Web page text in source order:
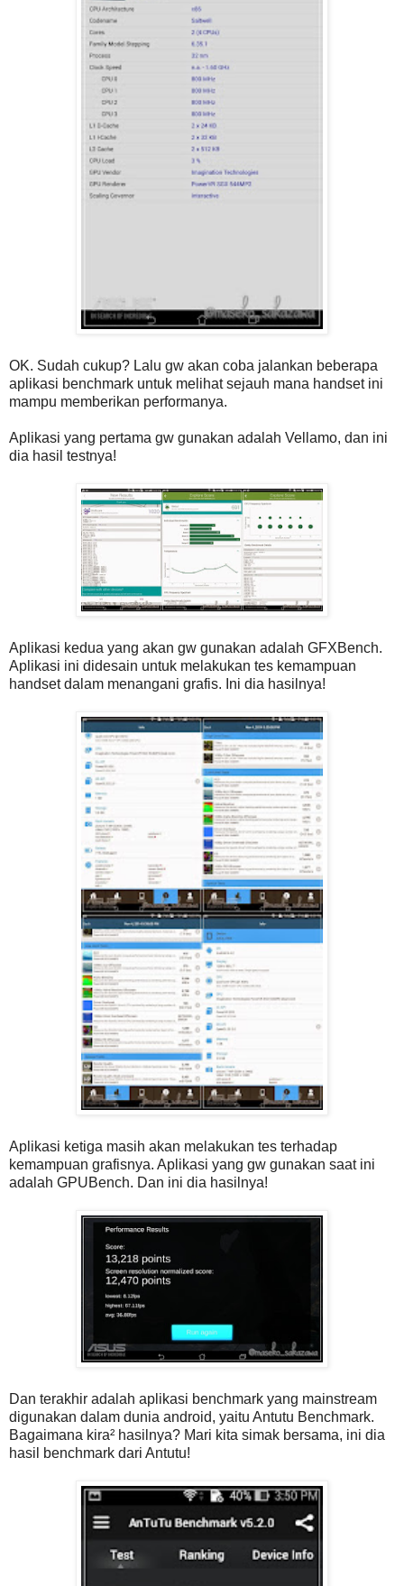
OK. Sudah cukup? Lalu gw akan coba jalankan beberapa
aplikasi benchmark untuk melihat sejauh mana handset ini
mampu memberikan performanya.
Aplikasi yang pertama gw gunakan adalah Vellamo, dan ini
dia hasil testnya!
Aplikasi kedua yang akan gw gunakan adalah GFXBench.
Aplikasi ini didesain untuk melakukan tes kemampuan
handset dalam menangani grafis. Ini dia hasilnya!
Aplikasi ketiga masih akan melakukan tes terhadap
kemampuan grafisnya. Aplikasi yang gw gunakan saat ini
adalah GPUBench. Dan ini dia hasilnya!
Dan terakhir adalah aplikasi benchmark yang mainstream
digunakan dalam dunia android, yaitu Antutu Benchmark.
Bagaimana kira² hasilnya? Mari kita simak bersama, ini dia
hasil benchmark dari Antutu!